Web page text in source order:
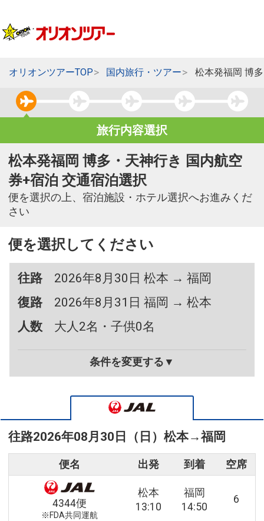
オリオンツアーTOP 国内旅行・ツアー 松本発福岡 博
旅行内容選択
松本発福岡 博多・天神行き 国内航空
券+宿泊 交通宿泊選択
便を選択の上、宿泊施設・ホテル選択へお進みくだ
さい
便を選択してください
往路
2026年8月30日 松本 → 福岡
復路
2026年8月31日 福岡 → 松本
人数
大人2名・子供0名
条件を変更する▼
往路2026年08月30日（日） 松本→福岡
便名 出発 到着 空席
4344便
※FDA共同運航
松本
13:10
福岡
14:50
6